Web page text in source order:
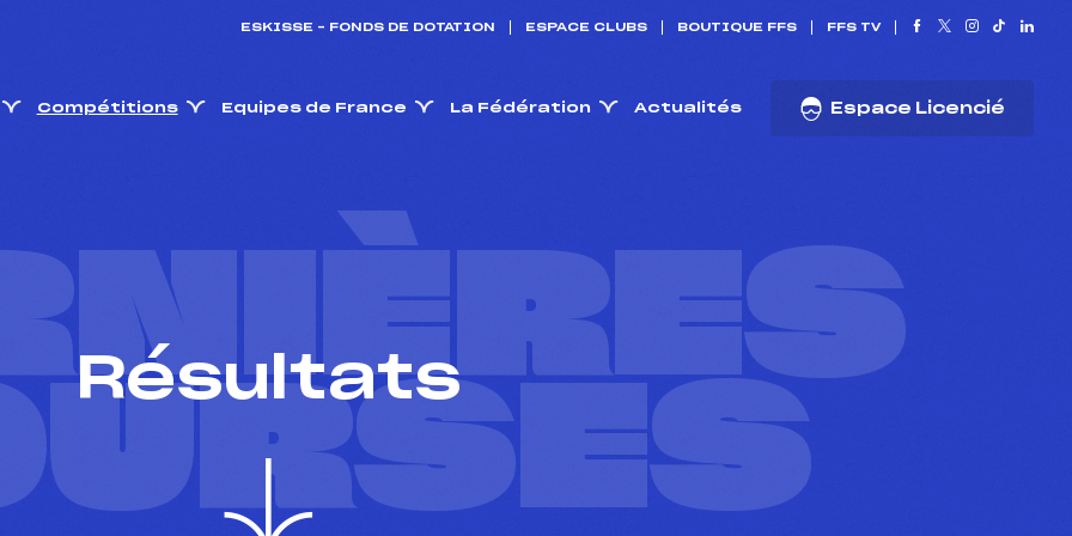
ESKISSE – FONDS DE DOTATION ESPACE CLUBS BOUTIQUE FFS FFS TV
Compétitions Equipes de France La Fédération Actualités Espace Licencié
Résultats